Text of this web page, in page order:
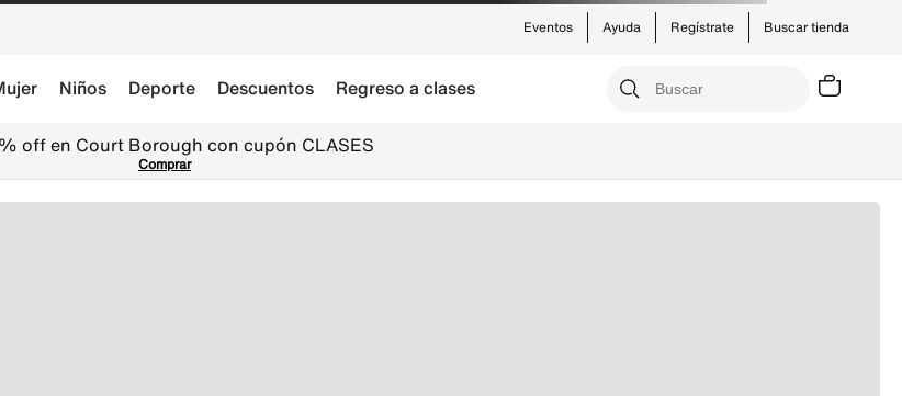
Buscar tienda
Ayuda Regístrate
Eventos
Niños Deporte Descuentos Regreso a clases
off en Court Borough con cupón CLASES
Comprar